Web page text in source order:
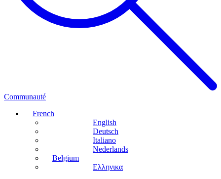
Communauté
French
English
Deutsch
Italiano
Nederlands
Belgium
Ελληνικα